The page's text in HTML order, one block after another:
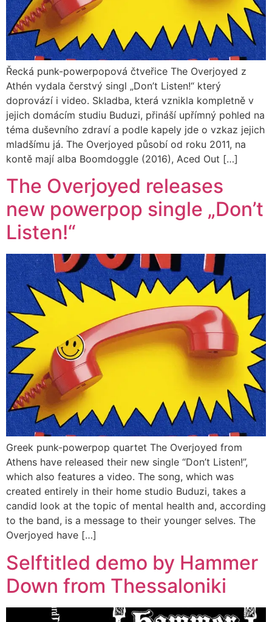
Řecká punk-powerpopová čtveřice The Overjoyed z
Athén vydala čerstvý singl „Don’t Listen!“ který
doprovází i video. Skladba, která vznikla kompletně v
jejich domácím studiu Buduzi, přináší upřímný pohled na
téma duševního zdraví a podle kapely jde o vzkaz jejich
mladšímu já. The Overjoyed působí od roku 2011, na
kontě mají alba Boomdoggle (2016), Aced Out […]
The Overjoyed releases
new powerpop single „Don’t
Listen!“
Greek punk-powerpop quartet The Overjoyed from
Athens have released their new single “Don’t Listen!”,
which also features a video. The song, which was
created entirely in their home studio Buduzi, takes a
candid look at the topic of mental health and, according
to the band, is a message to their younger selves. The
Overjoyed have […]
Selftitled demo by Hammer
Down from Thessaloniki